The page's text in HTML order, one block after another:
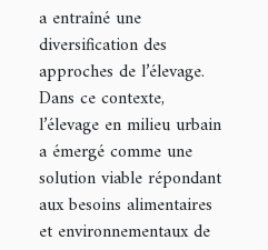
utiliser ?
a entraîné une
diversification des
approches de l’élevage.
Dans ce contexte,
l’élevage en milieu urbain
a émergé comme une
solution viable répondant
aux besoins alimentaires
et environnementaux de